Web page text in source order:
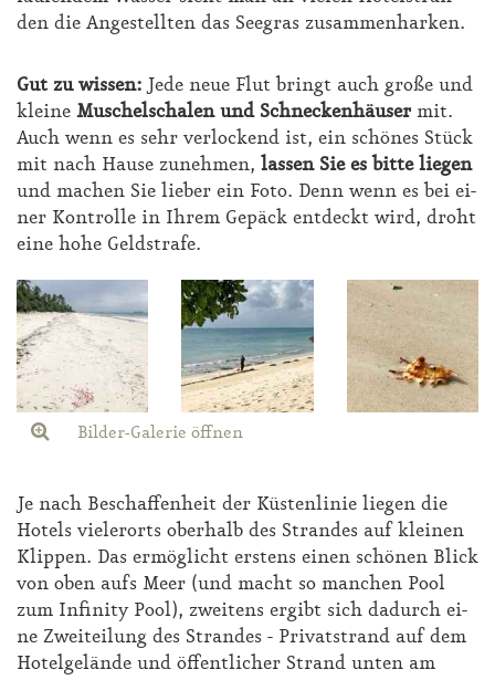
den die An­ge­stell­ten das See­gras zu­sam­men­har­ken.
Gut zu wis­sen:Je­de neue Flut bringt auch gro­ße und
klei­ne Mu­schel­scha­len und Schne­cken­häu­ser mit.
Auch wenn es sehr ver­lo­ckend ist, ein schö­nes Stück
mit nach Hau­se zu­neh­men, las­sen Sie es bit­te lie­gen
und ma­chen Sie lie­ber ein Fo­to. Denn wenn es bei ei­
ner Kon­trol­le in Ih­rem Ge­päck ent­deckt wird, droht
ei­ne ho­he Geld­stra­fe.
Bilder-Galerie öffnen
Je nach Be­schaf­fen­heit der Küs­ten­li­nie lie­gen die
Ho­tels vie­ler­orts ober­halb des Stran­des auf klei­nen
Klip­pen. Das er­mög­licht ers­tens ei­nen schö­nen Blick
von oben aufs Meer (und macht so man­chen Pool
zum In­fi­ni­ty Pool), zwei­tens er­gibt sich da­durch ei­
ne Zwei­tei­lung des Stran­des - Pri­vat­strand auf dem
Ho­tel­ge­län­de und öf­fent­li­cher Strand un­ten am